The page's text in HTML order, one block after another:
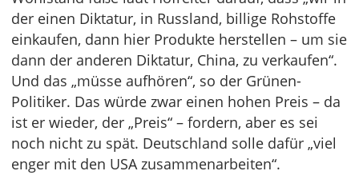
der einen Diktatur, in Russland, billige Rohstoffe
einkaufen, dann hier Produkte herstellen – um sie
dann der anderen Diktatur, China, zu verkaufen“.
Und das „müsse aufhören“, so der Grünen-
Politiker. Das würde zwar einen hohen Preis – da
ist er wieder, der „Preis“ – fordern, aber es sei
noch nicht zu spät. Deutschland solle dafür „viel
enger mit den USA zusammenarbeiten“.